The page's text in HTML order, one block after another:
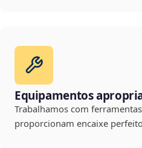
Equipamentos
Trabalhamos com
proporcionam encaixe